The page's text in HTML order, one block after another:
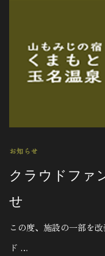
お知らせ
クラウドファ
せ
この度、施設の一部を
ド …